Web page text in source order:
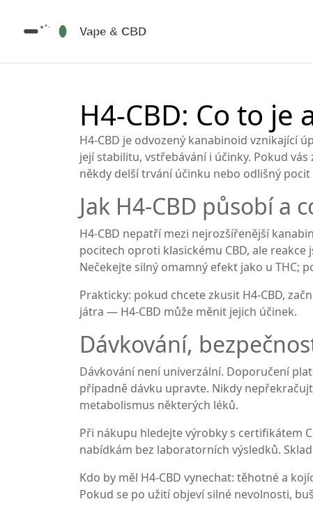
H4‑CBD: Co to
H4‑CBD je odvozený kanabinoid vznikající
její stabilitu, vstřebávání i účinky. Pokud
někdy delší trvání účinku nebo odlišný
Jak H4‑CBD působí a
H4‑CBD nepatří mezi nejrozšířenější
pocitech oproti klasickému CBD, ale
Nečekejte silný omamný efekt jako u THC;
Prakticky: pokud chcete zkusit H4‑CBD,
játra — H4‑CBD může měnit jejich účinek.
Dávkování,
Dávkování není univerzální. Doporučení
případně dávku upravte. Nikdy
metabolismus některých léků.
Při nákupu hledejte výrobky s certifikátem
nabídkám bez laboratorních výsledků.
Kdo by měl H4‑CBD vynechat: těhotné a
Pokud se po užití objeví silné nevolnosti,